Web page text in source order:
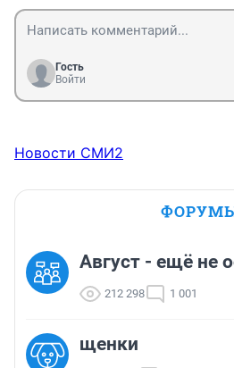
Гость
Войти
Новости СМИ2
Август - ещё не
212 298 1 001
щенки